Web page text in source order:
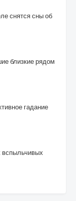
снятся сны об
близкие рядом
гадание